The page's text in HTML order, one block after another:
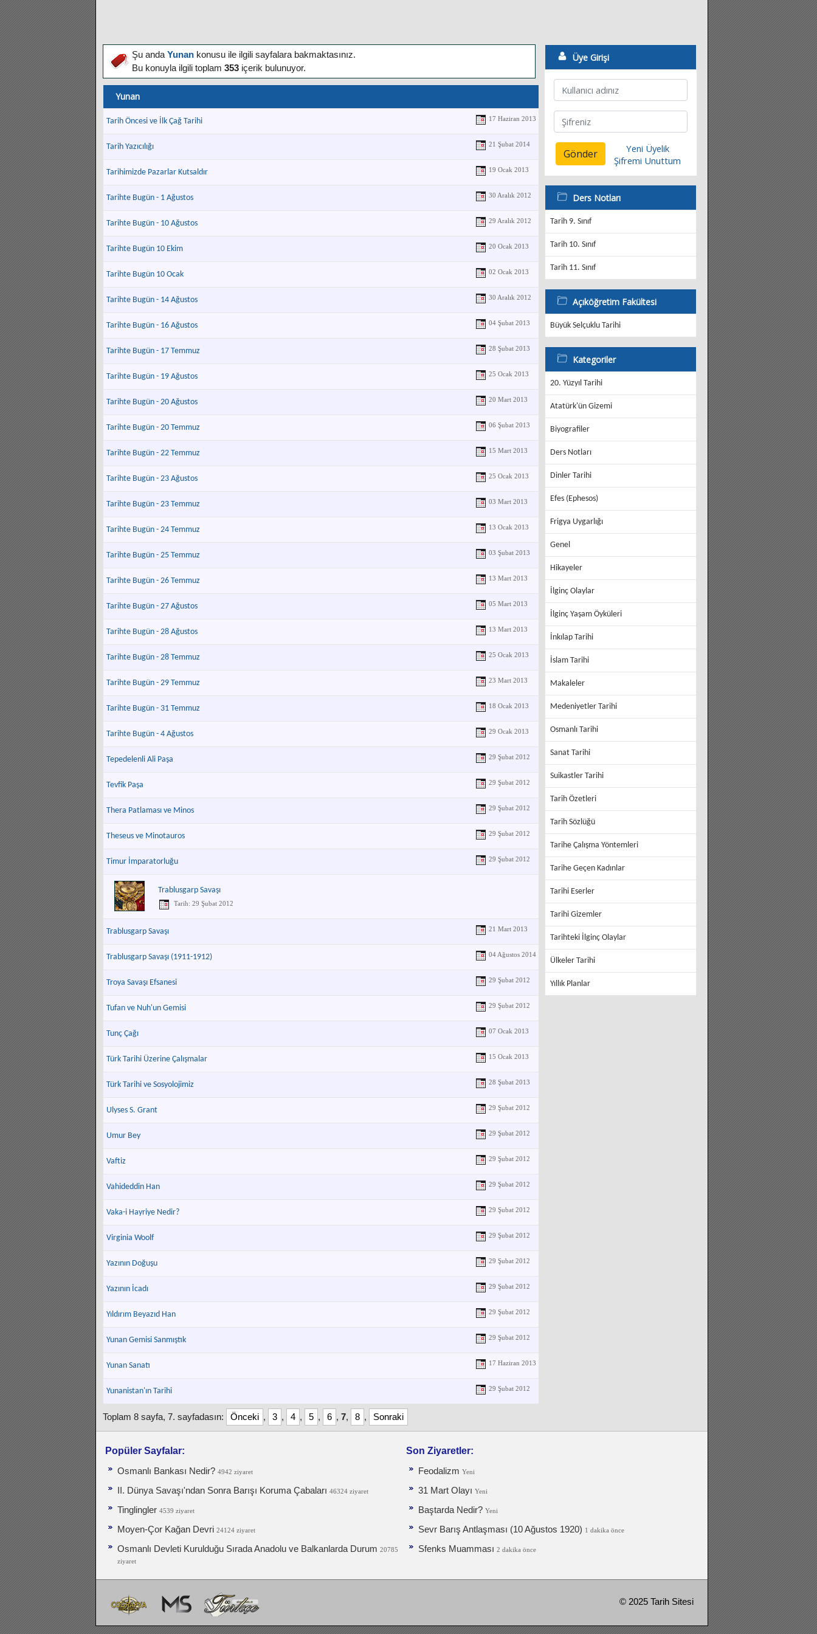
Şu anda Yunan konusu ile ilgili sayfalara bakmaktasınız.
Bu konuyla ilgili toplam 353 içerik bulunuyor.
Yunan
Tarih Öncesi ve İlk Çağ Tarihi 17 Haziran 2013
Tarih Yazıcılığı 21 Şubat 2014
Tarihimizde Pazarlar Kutsaldır 19 Ocak 2013
Tarihte Bugün - 1 Ağustos 30 Aralık 2012
Tarihte Bugün - 10 Ağustos 29 Aralık 2012
Tarihte Bugün 10 Ekim 20 Ocak 2013
Tarihte Bugün 10 Ocak 02 Ocak 2013
Tarihte Bugün - 14 Ağustos 30 Aralık 2012
Tarihte Bugün - 16 Ağustos 04 Şubat 2013
Tarihte Bugün - 17 Temmuz 28 Şubat 2013
Tarihte Bugün - 19 Ağustos 25 Ocak 2013
Tarihte Bugün - 20 Ağustos 20 Mart 2013
Tarihte Bugün - 20 Temmuz 06 Şubat 2013
Tarihte Bugün - 22 Temmuz 15 Mart 2013
Tarihte Bugün - 23 Ağustos 25 Ocak 2013
Tarihte Bugün - 23 Temmuz 03 Mart 2013
Tarihte Bugün - 24 Temmuz 13 Ocak 2013
Tarihte Bugün - 25 Temmuz 03 Şubat 2013
Tarihte Bugün - 26 Temmuz 13 Mart 2013
Tarihte Bugün - 27 Ağustos 05 Mart 2013
Tarihte Bugün - 28 Ağustos 13 Mart 2013
Tarihte Bugün - 28 Temmuz 25 Ocak 2013
Tarihte Bugün - 29 Temmuz 23 Mart 2013
Tarihte Bugün - 31 Temmuz 18 Ocak 2013
Tarihte Bugün - 4 Ağustos 29 Ocak 2013
Tepedelenli Ali Paşa 29 Şubat 2012
Tevfik Paşa 29 Şubat 2012
Thera Patlaması ve Minos 29 Şubat 2012
Theseus ve Minotauros 29 Şubat 2012
Timur İmparatorluğu 29 Şubat 2012
Trablusgarp Savaşı
Tarih: 29 Şubat 2012
Trablusgarp Savaşı 21 Mart 2013
Trablusgarp Savaşı (1911-1912) 04 Ağustos 2014
Troya Savaşı Efsanesi 29 Şubat 2012
Tufan ve Nuh'un Gemisi 29 Şubat 2012
Tunç Çağı 07 Ocak 2013
Türk Tarihi Üzerine Çalışmalar 15 Ocak 2013
Türk Tarihi ve Sosyolojimiz 28 Şubat 2013
Ulyses S. Grant 29 Şubat 2012
Umur Bey 29 Şubat 2012
Vaftiz 29 Şubat 2012
Vahideddin Han 29 Şubat 2012
Vaka-i Hayriye Nedir? 29 Şubat 2012
Virginia Woolf 29 Şubat 2012
Yazının Doğuşu 29 Şubat 2012
Yazının İcadı 29 Şubat 2012
Yıldırım Beyazıd Han 29 Şubat 2012
Yunan Gemisi Sanmıştık 29 Şubat 2012
Yunan Sanatı 17 Haziran 2013
Yunanistan'ın Tarihi 29 Şubat 2012
Toplam 8 sayfa, 7. sayfadasın: Önceki , 3 , 4 , 5 , 6 , 7, 8 , Sonraki
Üye Girişi
Gönder
Yeni Üyelik
Şifremi Unuttum
Ders Notları
Tarih 9. Sınıf
Tarih 10. Sınıf
Tarih 11. Sınıf
Açıköğretim Fakültesi
Büyük Selçuklu Tarihi
Kategoriler
20. Yüzyıl Tarihi
Atatürk'ün Gizemi
Biyografiler
Ders Notları
Dinler Tarihi
Efes (Ephesos)
Frigya Uygarlığı
Genel
Hikayeler
İlginç Olaylar
İlginç Yaşam Öyküleri
İnkılap Tarihi
İslam Tarihi
Makaleler
Medeniyetler Tarihi
Osmanlı Tarihi
Sanat Tarihi
Suikastler Tarihi
Tarih Özetleri
Tarih Sözlüğü
Tarihe Çalışma Yöntemleri
Tarihe Geçen Kadınlar
Tarihi Eserler
Tarihi Gizemler
Tarihteki İlginç Olaylar
Ülkeler Tarihi
Yıllık Planlar
Popüler Sayfalar:
Osmanlı Bankası Nedir? 4942 ziyaret
II. Dünya Savaşı'ndan Sonra Barışı Koruma Ça­baları 46324 ziyaret
Tinglingler 4539 ziyaret
Moyen-Çor Kağan Devri 24124 ziyaret
Osmanlı Devleti Kurulduğu Sırada Anadolu ve Balkanlarda Durum 20785
ziyaret
Son Ziyaretler:
Feodalizm Yeni
31 Mart Olayı Yeni
Baştarda Nedir? Yeni
Sevr Barış Antlaşması (10 Ağustos 1920) 1 dakika önce
Sfenks Muamması 2 dakika önce
© 2025 Tarih Sitesi